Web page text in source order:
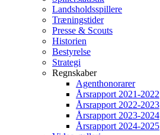
Landsholdsspillere
Træningstider
Presse & Scouts
Historien
Bestyrelse
Strategi
Regnskaber
Agenthonorarer
Årsrapport 2021-2022
Årsrapport 2022-2023
Årsrapport 2023-2024
Årsrapport 2024-2025